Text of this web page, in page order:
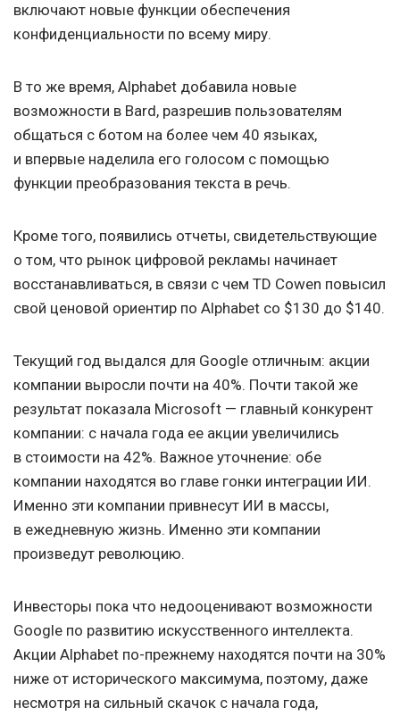
включают новые функции обеспечения
конфиденциальности по всему миру.
В то же время, Alphabet добавила новые
возможности в Bard, разрешив пользователям
общаться с ботом на более чем 40 языках,
и впервые наделила его голосом с помощью
функции преобразования текста в речь.
Кроме того, появились отчеты, свидетельствующие
о том, что рынок цифровой рекламы начинает
восстанавливаться, в связи с чем TD Cowen повысил
свой ценовой ориентир по Alphabet со $130 до $140.
Текущий год выдался для Google отличным: акции
компании выросли почти на 40%. Почти такой же
результат показала Microsoft — главный конкурент
компании: с начала года ее акции увеличились
в стоимости на 42%. Важное уточнение: обе
компании находятся во главе гонки интеграции ИИ.
Именно эти компании привнесут ИИ в массы,
в ежедневную жизнь. Именно эти компании
произведут революцию.
Инвесторы пока что недооценивают возможности
Google по развитию искусственного интеллекта.
Акции Alphabet по-прежнему находятся почти на 30%
ниже от исторического максимума, поэтому, даже
несмотря на сильный скачок с начала года,